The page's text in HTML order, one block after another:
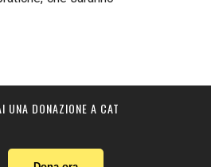
UNA DONAZIONE A CAT